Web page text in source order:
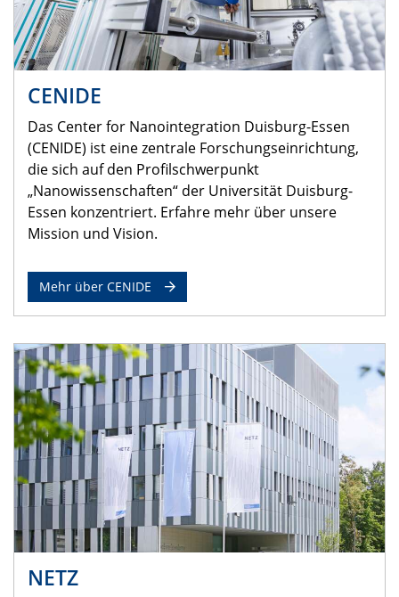
CENIDE
Das Center for Nanointegration Duisburg-Essen
(CENIDE) ist eine zentrale Forschungseinrichtung,
die sich auf den Profilschwerpunkt
„Nanowissenschaften“ der Universität Duisburg-
Essen konzentriert. Erfahre mehr über unsere
Mission und Vision.
Mehr über CENIDE
NETZ